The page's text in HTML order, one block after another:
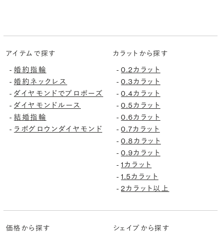
アイテムで探す
-婚約指輪
-婚約ネックレス
-ダイヤモンドでプロポーズ
-ダイヤモンドルース
-結婚指輪
- ラボグロウンダイヤモンド
カラットから探す
-0.2カラット
-0.3カラット
-0.4カラット
-0.5カラット
-0.6カラット
-0.7カラット
-0.8カラット
-0.9カラット
-1カラット
-1.5カラット
-2カラット以上
価格から探す
シェイプから探す